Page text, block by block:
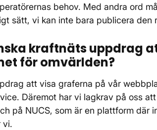
behov. Med andra ord
sätt, vi kan inte bara publicera den
kraftnäts uppdrag
för omvärlden?
att visa graferna på vår
Däremot har vi lagkrav på oss
på NUCS, som är en plattform där
vi.